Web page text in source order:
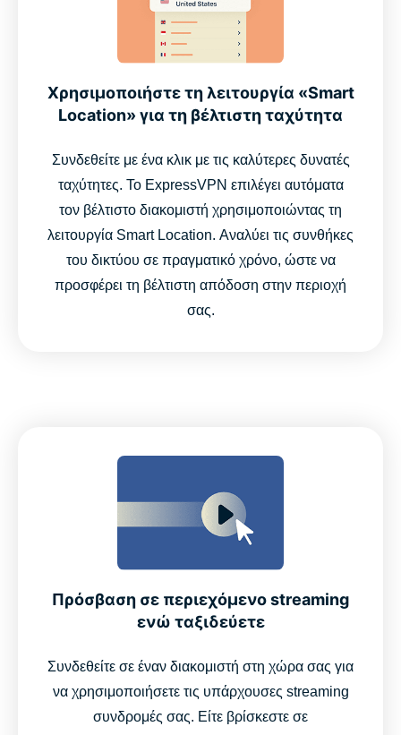
Χρησιμοποιήστε τη λειτουργία «Smart
Location» για τη βέλτιστη ταχύτητα
Συνδεθείτε με ένα κλικ με τις καλύτερες δυνατές
ταχύτητες. Το ExpressVPN επιλέγει αυτόματα
τον βέλτιστο διακομιστή χρησιμοποιώντας τη
λειτουργία Smart Location. Αναλύει τις συνθήκες
του δικτύου σε πραγματικό χρόνο, ώστε να
προσφέρει τη βέλτιστη απόδοση στην περιοχή
σας.
Πρόσβαση σε περιεχόμενο streaming
ενώ ταξιδεύετε
Συνδεθείτε σε έναν διακομιστή στη χώρα σας για
να χρησιμοποιήσετε τις υπάρχουσες streaming
συνδρομές σας. Είτε βρίσκεστε σε